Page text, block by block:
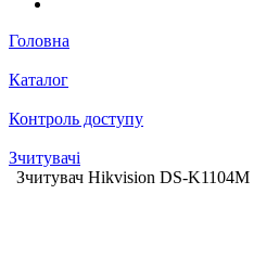
Головна
Каталог
Контроль доступу
Зчитувачі
Зчитувач Hikvision DS-K1104M